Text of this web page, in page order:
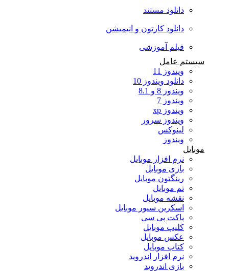
دانلود مستند
دانلود کارتون و انیمیشن
فیلم آموزشی
سیستم عامل
ویندوز 11
دانلود ویندوز 10
ویندوز 8 و 8.1
ویندوز 7
ویندوز xp
ویندوز سرور
لینوکس
ویندوز
موبایل
نرم افزار موبایل
بازی موبایل
رینگتون موبایل
تم موبایل
نقشه موبایل
اسکرین سیور موبایل
پاکت پی سی
کلیپ موبایل
عکس موبایل
کتاب موبایل
نرم افزار اندروید
بازی اندروید